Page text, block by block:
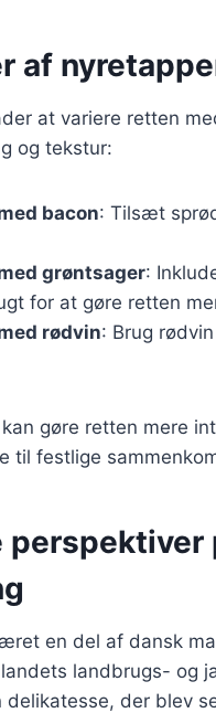
af
at variere retten
og tekstur:
bacon: Tilsæt
grøntsager:
for at gøre retten
rødvin: Brug
gøre retten mere
til festlige
perspektiver
en del af dansk
landbrugs- og
delikatesse, der blev